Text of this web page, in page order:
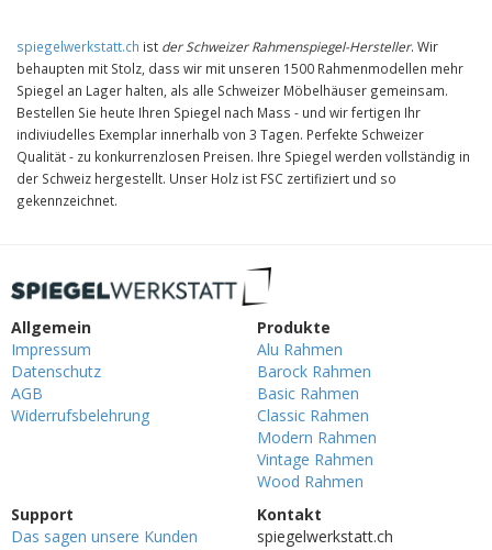
spiegelwerkstatt.ch ist der Schweizer Rahmenspiegel-Hersteller. Wir
behaupten mit Stolz, dass wir mit unseren 1500 Rahmenmodellen mehr
Spiegel an Lager halten, als alle Schweizer Möbelhäuser gemeinsam.
Bestellen Sie heute Ihren Spiegel nach Mass - und wir fertigen Ihr
indiviudelles Exemplar innerhalb von 3 Tagen. Perfekte Schweizer
Qualität - zu konkurrenzlosen Preisen. Ihre Spiegel werden vollständig in
der Schweiz hergestellt. Unser Holz ist FSC zertifiziert und so
gekennzeichnet.
Allgemein
Impressum
Datenschutz
AGB
Widerrufsbelehrung
Produkte
Alu Rahmen
Barock Rahmen
Basic Rahmen
Classic Rahmen
Modern Rahmen
Vintage Rahmen
Wood Rahmen
Support
Das sagen unsere Kunden
Kontakt
spiegelwerkstatt.ch